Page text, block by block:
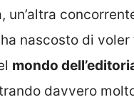
un’altra
nascosto di voler
mondo
davvero